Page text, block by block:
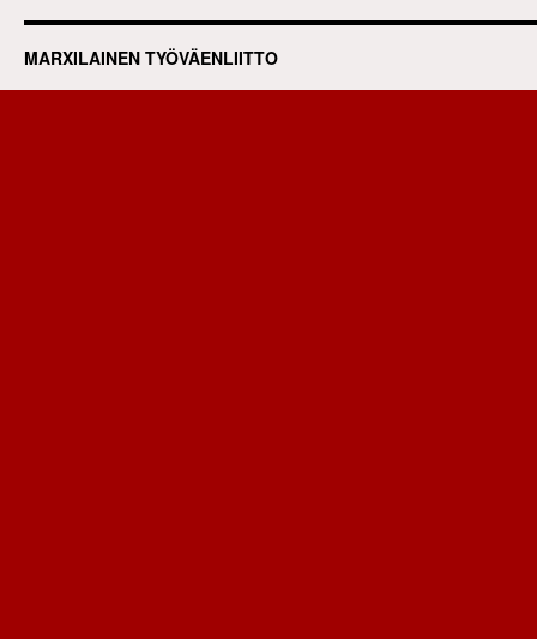
MARXILAINEN TYÖVÄENLIITTO